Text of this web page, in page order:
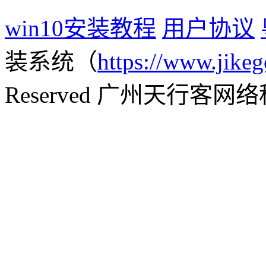
win10安装教程 用户协议
装系统（https://
Reserved 广州天行客网